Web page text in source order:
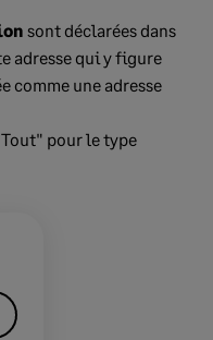
sont déclarées dans
adresse qui y figure
comme une adresse
pour le type